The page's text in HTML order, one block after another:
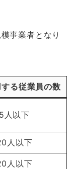
事業者となり
る従業員の数
5人以下
人以下
人以下